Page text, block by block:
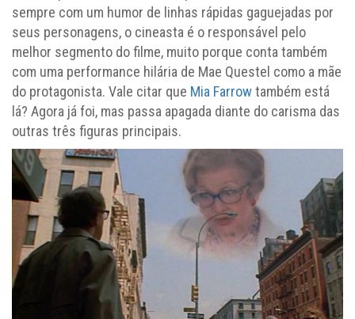
sempre com um humor de linhas rápidas gaguejadas por
seus personagens, o cineasta é o responsável pelo
melhor segmento do filme, muito porque conta também
com uma performance hilária de Mae Questel como a mãe
do protagonista. Vale citar que Mia Farrowtambém está
lá? Agora já foi, mas passa apagada diante do carisma das
outras três figuras principais.